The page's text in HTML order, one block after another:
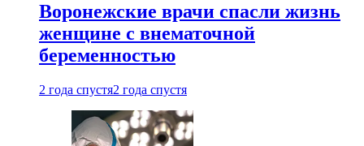
Воронежские врачи спасли жизнь
женщине с внематочной
беременностью
2 года спустя2 года спустя